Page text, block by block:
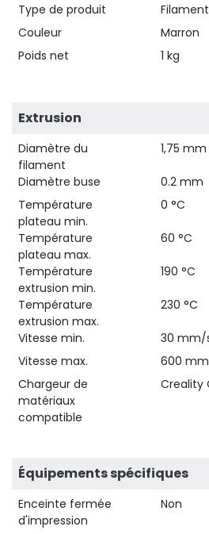
Type de produit
Couleur
Marron
Poids net
1 kg
Extrusion
Diamètre du
filament
1,75 mm
Diamètre buse
0.2 mm
Température
plateau min.
0 °C
Température
plateau max.
60 °C
Température
extrusion min.
190 °C
Température
extrusion max.
230 °C
Vitesse min.
30 mm/
Vitesse max.
600
Chargeur de
matériaux
compatible
Creality
Équipements spécifiques
Enceinte fermée
d'impression
Non